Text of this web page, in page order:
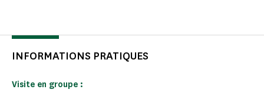
INFORMATIONS PRATIQUES
Visite en groupe :